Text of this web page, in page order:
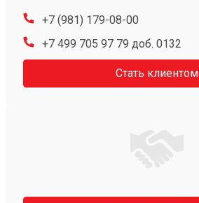
+7 (981) 179-08-00
+7 499 705 97 79 доб. 0132
Стать клиентом